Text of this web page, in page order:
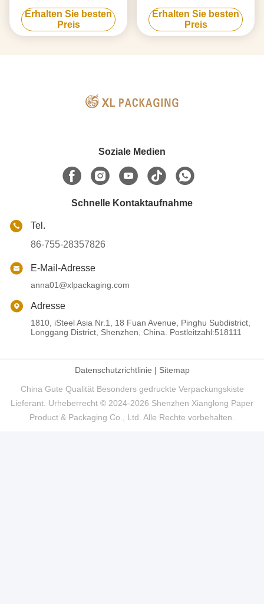
Magnetische
Kraftverpackungskiste 2 mm
Dicke
Erhalten Sie besten
Preis
Geschenkboxen,
umweltfreundliche,
magnetische
Erhalten Sie besten
Preis
Soziale Medien
Schnelle Kontaktaufnahme
Tel.
86-755-28357826
E-Mail-Adresse
anna01@xlpackaging.com
Adresse
1810, iSteel Asia Nr.1, 18 Fuan Avenue, Pinghu Subdistrict,
Longgang District, Shenzhen, China. Postleitzahl:518111
Datenschutzrichtlinie | Sitemap
China Gute Qualität Besonders gedruckte Verpackungskiste
Lieferant. Urheberrecht © 2024-2026 Shenzhen Xianglong Paper
Product & Packaging Co., Ltd. Alle Rechte vorbehalten.